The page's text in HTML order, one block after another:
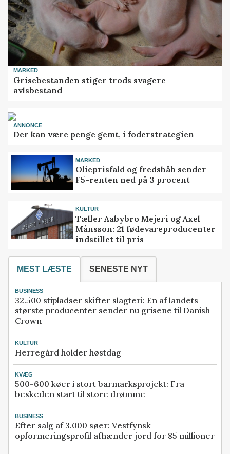
MARKED
Grisebestanden stiger trods svagere
avlsbestand
ANNONCE
Der kan være penge gemt, i foderstrategien
MARKED
Olieprisfald og fredshåb sender
F5-renten ned på 3 procent
KULTUR
Tæller Aabybro Mejeri og Axel
Månsson: 21 fødevareproducenter
indstillet til pris
MEST LÆSTE SENESTE NYT
BUSINESS
32.500 stipladser skifter slagteri: En af landets
største producenter sender nu grisene til Danish
Crown
KULTUR
Herregård holder høstdag
KVÆG
500-600 køer i stort barmarksprojekt: Fra
beskeden start til store drømme
BUSINESS
Efter salg af 3.000 søer: Vestfynsk
opformeringsprofil afhænder jord for 85 millioner